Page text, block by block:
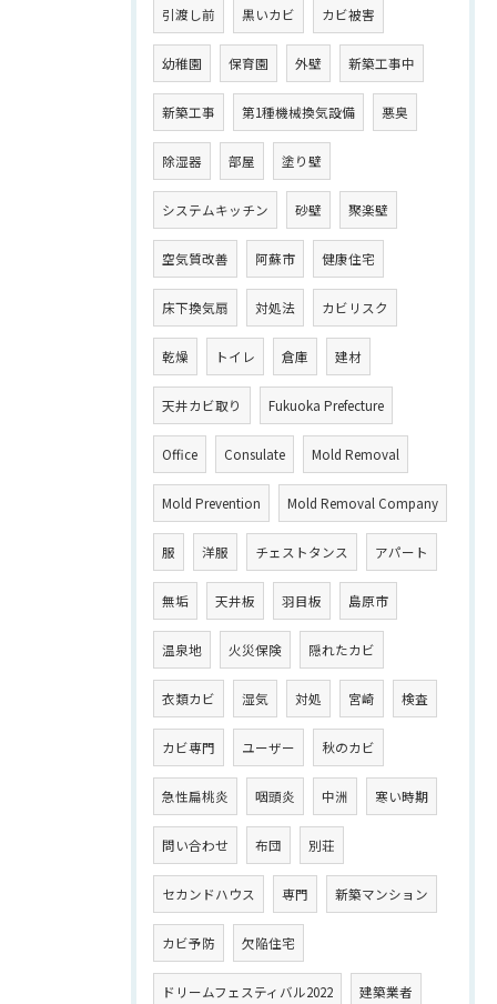
引渡し前 黒いカビ カビ被害
幼稚園 保育園 外壁 新築工事中
新築工事 第1種機械換気設備 悪臭
除湿器 部屋 塗り壁
システムキッチン 砂壁 聚楽壁
空気質改善 阿蘇市 健康住宅
床下換気扇 対処法 カビリスク
乾燥 トイレ 倉庫 建材
天井カビ取り Fukuoka Prefecture
Office Consulate Mold Removal
Mold Prevention Mold Removal Company
服 洋服 チェストタンス アパート
無垢 天井板 羽目板 島原市
温泉地 火災保険 隠れたカビ
衣類カビ 湿気 対処 宮崎 検査
カビ専門 ユーザー 秋のカビ
急性扁桃炎 咽頭炎 中洲 寒い時期
問い合わせ 布団 別荘
セカンドハウス 専門 新築マンション
カビ予防 欠陥住宅
ドリームフェスティバル2022 建築業者